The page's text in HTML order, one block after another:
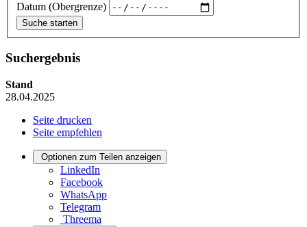
Datum (Obergrenze)
Suchergebnis
Stand
28.04.2025
Seite drucken
Seite empfehlen
Optionen zum Teilen anzeigen
LinkedIn
Facebook
WhatsApp
Telegram
Threema